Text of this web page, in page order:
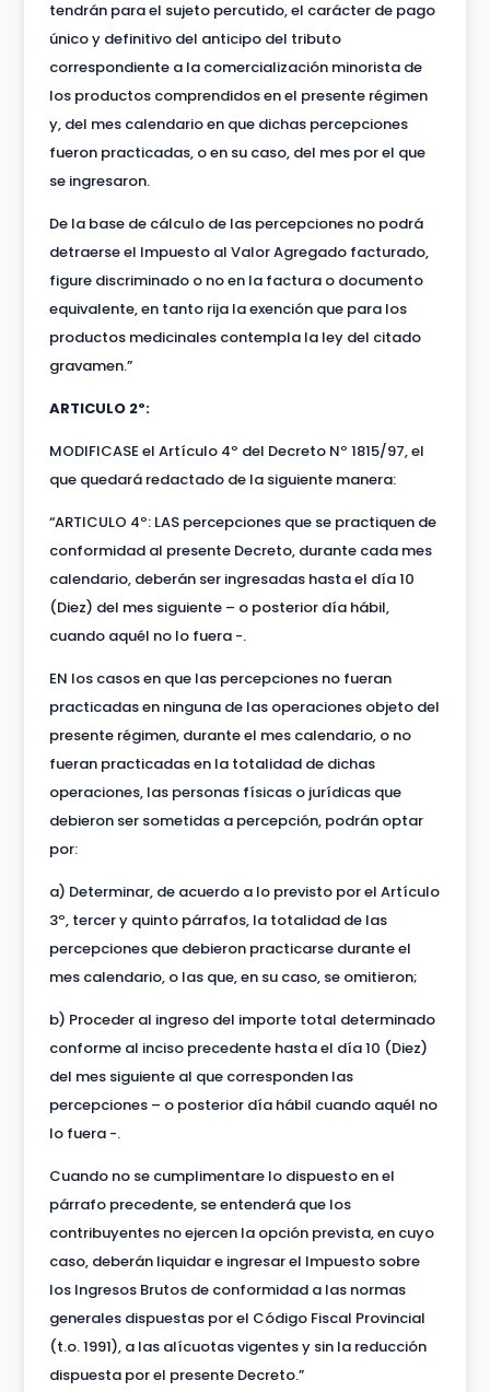
tendrán para el sujeto percutido, el carácter de pago
único y definitivo del anticipo del tributo
correspondiente a la comercialización minorista de
los productos comprendidos en el presente régimen
y, del mes calendario en que dichas percepciones
fueron practicadas, o en su caso, del mes por el que
se ingresaron.
De la base de cálculo de las percepciones no podrá
detraerse el Impuesto al Valor Agregado facturado,
figure discriminado o no en la factura o documento
equivalente, en tanto rija la exención que para los
productos medicinales contempla la ley del citado
gravamen.”
ARTICULO 2º:
MODIFICASE el Artículo 4º del Decreto Nº 1815/97, el
que quedará redactado de la siguiente manera:
“ARTICULO 4º: LAS percepciones que se practiquen de
conformidad al presente Decreto, durante cada mes
calendario, deberán ser ingresadas hasta el día 10
(Diez) del mes siguiente – o posterior día hábil,
cuando aquél no lo fuera -.
EN los casos en que las percepciones no fueran
practicadas en ninguna de las operaciones objeto del
presente régimen, durante el mes calendario, o no
fueran practicadas en la totalidad de dichas
operaciones, las personas físicas o jurídicas que
debieron ser sometidas a percepción, podrán optar
por:
a) Determinar, de acuerdo a lo previsto por el Artículo
3º, tercer y quinto párrafos, la totalidad de las
percepciones que debieron practicarse durante el
mes calendario, o las que, en su caso, se omitieron;
b) Proceder al ingreso del importe total determinado
conforme al inciso precedente hasta el día 10 (Diez)
del mes siguiente al que corresponden las
percepciones – o posterior día hábil cuando aquél no
lo fuera -.
Cuando no se cumplimentare lo dispuesto en el
párrafo precedente, se entenderá que los
contribuyentes no ejercen la opción prevista, en cuyo
caso, deberán liquidar e ingresar el Impuesto sobre
los Ingresos Brutos de conformidad a las normas
generales dispuestas por el Código Fiscal Provincial
(t.o. 1991), a las alícuotas vigentes y sin la reducción
dispuesta por el presente Decreto.”